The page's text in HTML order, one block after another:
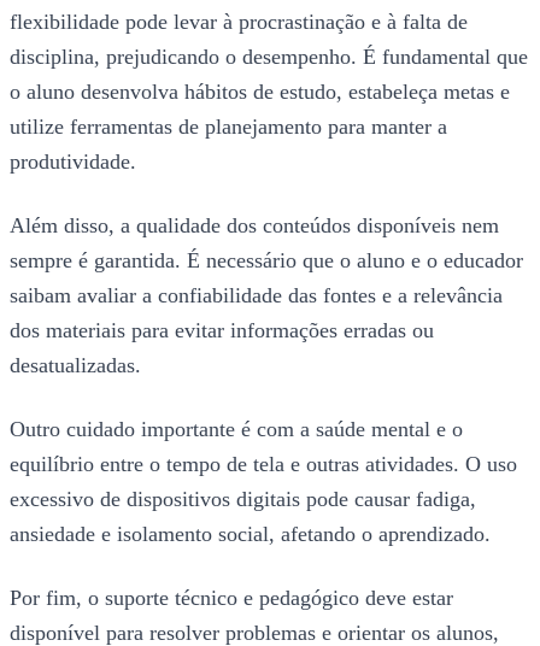
flexibilidade pode levar à procrastinação e à falta de
disciplina, prejudicando o desempenho. É fundamental que
o aluno desenvolva hábitos de estudo, estabeleça metas e
utilize ferramentas de planejamento para manter a
produtividade.
Além disso, a qualidade dos conteúdos disponíveis nem
sempre é garantida. É necessário que o aluno e o educador
saibam avaliar a confiabilidade das fontes e a relevância
dos materiais para evitar informações erradas ou
desatualizadas.
Outro cuidado importante é com a saúde mental e o
equilíbrio entre o tempo de tela e outras atividades. O uso
excessivo de dispositivos digitais pode causar fadiga,
ansiedade e isolamento social, afetando o aprendizado.
Por fim, o suporte técnico e pedagógico deve estar
disponível para resolver problemas e orientar os alunos,